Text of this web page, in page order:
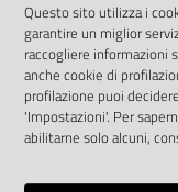
Ricevi tutti gli
adempimenti
Questo sito utilizza i
garantire un miglior
raccogliere informazioni
anche cookie di
profilazione puoi
'Impostazioni'. Per
abilitarne solo alcuni,